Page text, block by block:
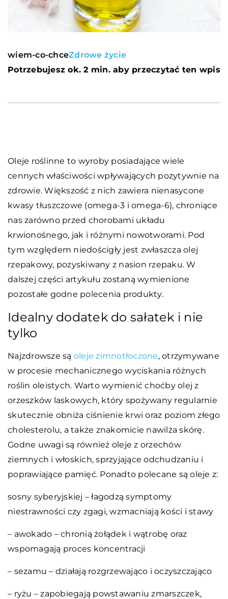
wiem-co-chceZdrowe życie
Potrzebujesz ok. 2 min. aby przeczytać ten wpis
Oleje roślinne to wyroby posiadające wiele
cennych właściwości wpływających pozytywnie na
zdrowie. Większość z nich zawiera nienasycone
kwasy tłuszczowe (omega-3 i omega-6), chroniące
nas zarówno przed chorobami układu
krwionośnego, jak i różnymi nowotworami. Pod
tym względem niedościgły jest zwłaszcza olej
rzepakowy, pozyskiwany z nasion rzepaku. W
dalszej części artykułu zostaną wymienione
pozostałe godne polecenia produkty.
Idealny dodatek do sałatek i nie
tylko
Najzdrowsze są oleje zimnotłoczone, otrzymywane
w procesie mechanicznego wyciskania różnych
roślin oleistych. Warto wymienić choćby olej z
orzeszków laskowych, który spożywany regularnie
skutecznie obniża ciśnienie krwi oraz poziom złego
cholesterolu, a także znakomicie nawilża skórę.
Godne uwagi są również oleje z orzechów
ziemnych i włoskich, sprzyjające odchudzaniu i
poprawiające pamięć. Ponadto polecane są oleje z:
sosny syberyjskiej – łagodzą symptomy
niestrawności czy zgagi, wzmacniają kości i stawy
– awokado – chronią żołądek i wątrobę oraz
wspomagają proces koncentracji
– sezamu – działają rozgrzewająco i oczyszczająco
– ryżu – zapobiegają powstawaniu zmarszczek,